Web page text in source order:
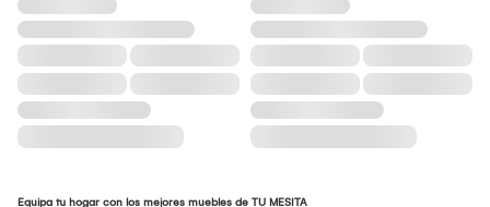
Equipa tu hogar con los mejores muebles de TU MESITA